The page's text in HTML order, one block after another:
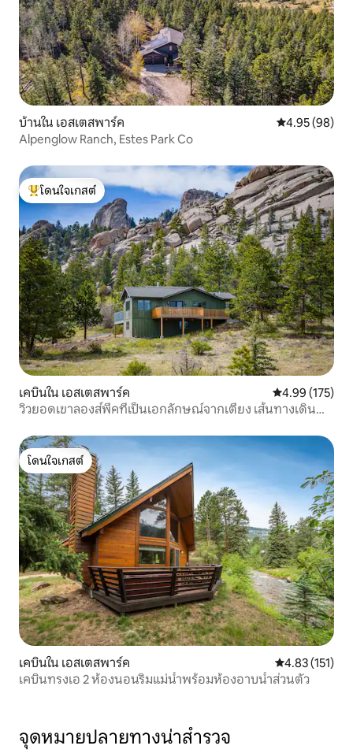
บ้านใน เอสเตสพาร์ค คะแนนเฉลี่ย
4.95 (98)
Alpenglow Ranch, Estes Park Co
โดนใจเกสต์ที่สุด
โดนใจเกสต์
เคบินใน เอสเตสพาร์ค คะแนนเฉลี่ย
4.99 (175)
วิวยอดเขาลองส์พีคที่เป็นเอกลักษณ์จากเตียง เส้นทางเดิน
โดนใจเกสต์
โดนใจเกสต์
เคบินใน เอสเตสพาร์ค คะแนนเฉลี่ย
4.83 (151)
เคบินทรงเอ 2 ห้องนอนริมแม่น้ำพร้อมห้องอาบน้ำส่วนตัว
จุดหมายปลายทางน่าสำรวจ